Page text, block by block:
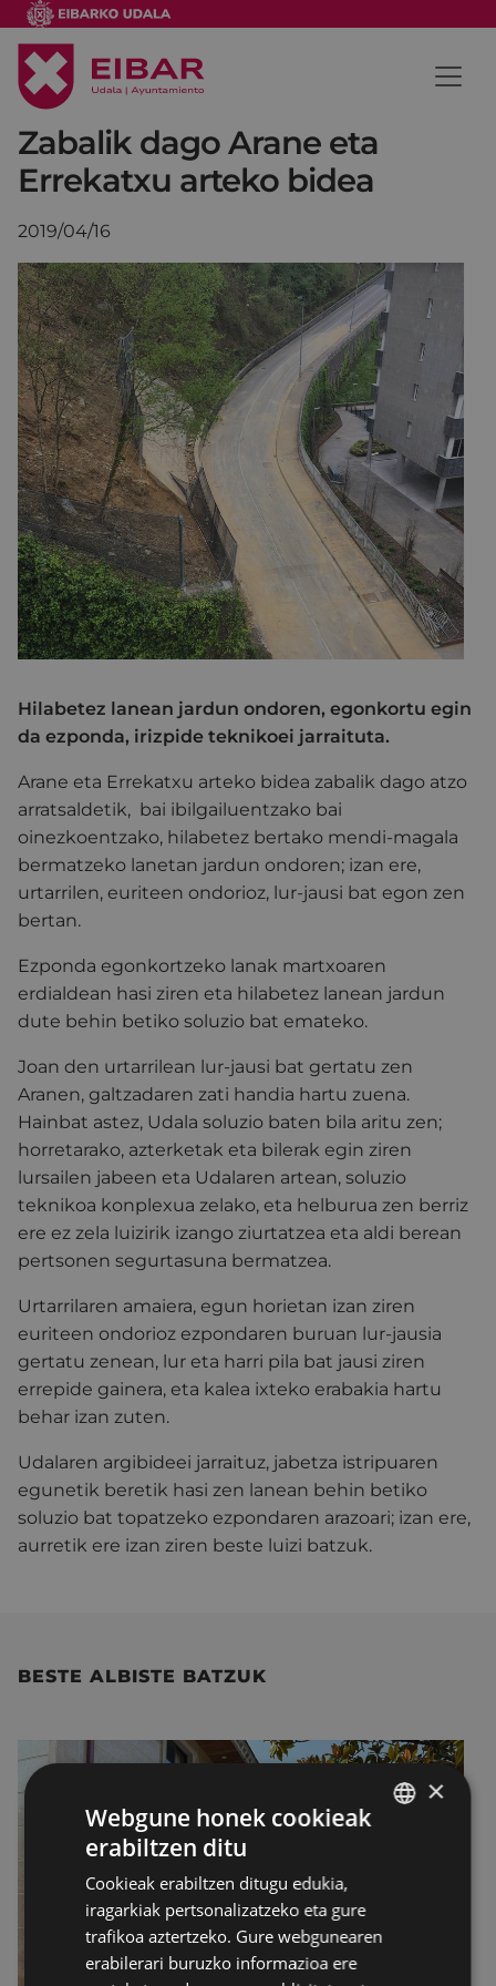
Zabalik dago Arane eta
Errekatxu arteko bidea
2019/04/16
Hilabetez lanean jardun ondoren, egonkortu egin
da ezponda, irizpide teknikoei jarraituta.
Arane eta Errekatxu arteko bidea zabalik dago atzo
arratsaldetik, bai ibilgailuentzako bai
oinezkoentzako, hilabetez bertako mendi-magala
bermatzeko lanetan jardun ondoren; izan ere,
urtarrilen, euriteen ondorioz, lur-jausi bat egon zen
bertan.
Ezponda egonkortzeko lanak martxoaren
erdialdean hasi ziren eta hilabetez lanean jardun
dute behin betiko soluzio bat emateko.
Joan den urtarrilean lur-jausi bat gertatu zen
Aranen, galtzadaren zati handia hartu zuena.
Hainbat astez, Udala soluzio baten bila aritu zen;
horretarako, azterketak eta bilerak egin ziren
lursailen jabeen eta Udalaren artean, soluzio
teknikoa konplexua zelako, eta helburua zen berriz
ere ez zela luizirik izango ziurtatzea eta aldi berean
pertsonen segurtasuna bermatzea.
Urtarrilaren amaiera, egun horietan izan ziren
euriteen ondorioz ezpondaren buruan lur-jausia
gertatu zenean, lur eta harri pila bat jausi ziren
errepide gainera, eta kalea ixteko erabakia hartu
behar izan zuten.
Udalaren argibideei jarraituz, jabetza istripuaren
egunetik beretik hasi zen lanean behin betiko
soluzio bat topatzeko ezpondaren arazoari; izan ere,
aurretik ere izan ziren beste luizi batzuk.
BESTE ALBISTE BATZUK
×
Webgune honek cookieak
erabiltzen ditu
Cookieak erabiltzen ditugu edukia,
iragarkiak pertsonalizatzeko eta gure
trafikoa aztertzeko. Gure webgunearen
erabilerari buruzko informazioa ere